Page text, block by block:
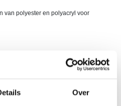
Over
van polyester en polyacryl voor
inkoopprijs te zien. Nog geen account?